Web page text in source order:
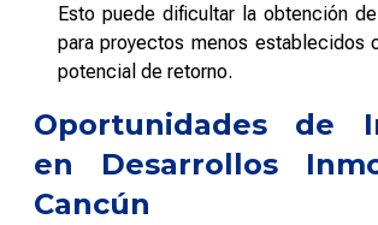
Esto puede dificultar la obtención
para proyectos menos establecidos
potencial de retorno.
Oportunidades de
en Desarrollos
Cancún